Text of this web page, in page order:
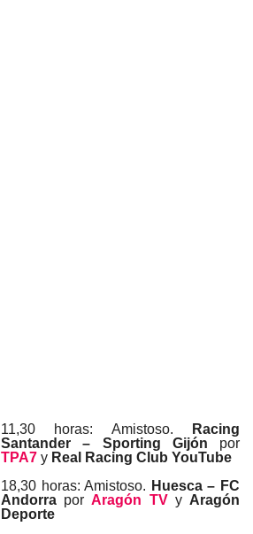
11,30 horas: Amistoso.
Racing
Santander – Sporting Gijón por
TPA7 y Real Racing Club YouTube
18,30 horas: Amistoso. Huesca – FC
Andorra porAragón TVy Aragón
Deporte